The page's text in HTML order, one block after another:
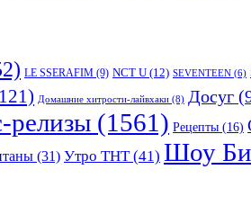
LE SSERAFIM (9) NCT U (12) SEVENTEEN (6)
Домашние хитрости-лайвхаки (8) Досуг
релизы (1561) Рецепты (16)
(31) Утро ТНТ(41) Шоу